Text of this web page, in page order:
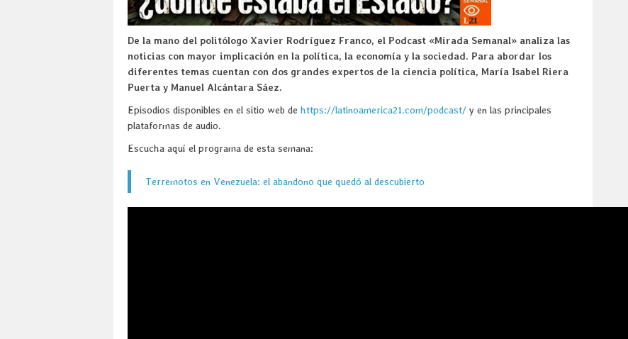
De la mano del politólogo Xavier Rodríguez Franco, el Podcast «Mirada Semanal» analiza las
noticias con mayor implicación en la política, la economía y la sociedad. Para abordar los
diferentes temas cuentan con dos grandes expertos de la ciencia política, María Isabel Riera
Puerta y Manuel Alcántara Sáez.
Episodios disponibles en el sitio web de https://latinoamerica21.com/podcast/ y en las principales
plataformas de audio.
Escucha aquí el programa de esta semana:
Terremotos en Venezuela: el abandono que quedó al descubierto